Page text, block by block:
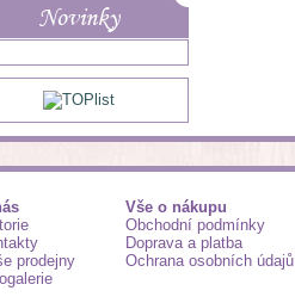
Novinky
prodejny
Vše o nákupu
Obchodní podmínky
Doprava a platba
Ochrana osobních údajů